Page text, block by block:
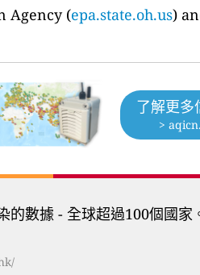
Agency (epa.state.oh.us)
了解更多
>
數據 - 全球超過100個國家